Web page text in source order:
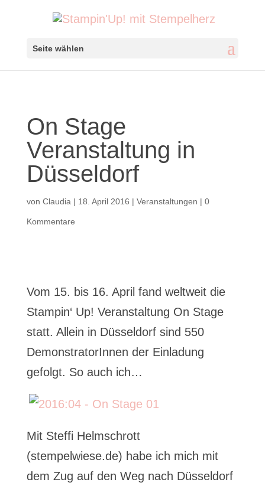
Seite wählen
On Stage
Veranstaltung in
Düsseldorf
von Claudia | 18. April 2016 | Veranstaltungen | 0
Kommentare
Vom 15. bis 16. April fand weltweit die
Stampin‘ Up! Veranstaltung On Stage
statt. Allein in Düsseldorf sind 550
DemonstratorInnen der Einladung
gefolgt. So auch ich…
Mit Steffi Helmschrott
(stempelwiese.de) habe ich mich mit
dem Zug auf den Weg nach Düsseldorf